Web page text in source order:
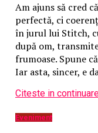
Am ajuns să cred
perfectă, ci
în jurul lui Stitch,
după om,
frumoase. Spune
Iar asta, sincer, e
Citeste in
Eveniment